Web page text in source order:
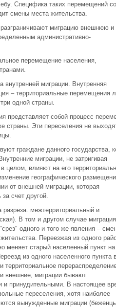
Специфика таких перемещений
смены места жительства.
миграцию внешнюю и
административно-
перемещение населения,
внутренней миграции. Внутренняя
– территориальные перемещения
одной страны.
представляет собой процесс
страны. Эти переселения не
граждане данного государства,
миграции, не затригивая
целом, влияют на его
географического
от внешней миграции, которая
счет другой.
разреза: межтерриториальный и
В том и другом случае миграция
одного и того же явления –
Переезжая из одного
меняет старый населенный пункт
из одного населенного пункта
территориальное
внешние, миграции бывают
принудительными. В настоящее
переселения, хотя наиболее
вынужденные миграции